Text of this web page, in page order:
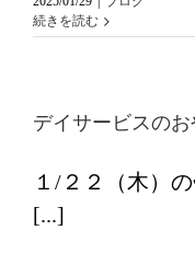
続きを読む
デイサービスのお
１/２２（木）
[...]